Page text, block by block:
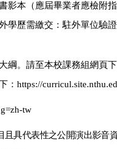
影本（應屆畢業者應檢附
學歷需繳交：駐外單位驗
綱。請至本校課務組網頁
： https://
tw
且具代表性之公開演出影音